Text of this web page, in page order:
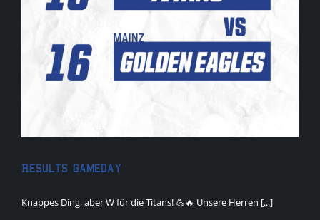
Results Gameday
Knappes Ding, aber W für die Titans! 💪🔥 Unsere Herren [...]